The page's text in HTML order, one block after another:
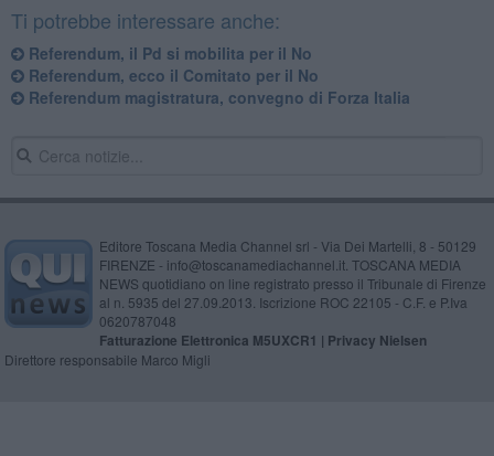
Ti potrebbe interessare anche:
Referendum, il Pd si mobilita per il No
Referendum, ecco il Comitato per il No
Referendum magistratura, convegno di Forza Italia
Editore Toscana Media Channel srl - Via Dei Martelli, 8 - 50129
FIRENZE - info@toscanamediachannel.it. TOSCANA MEDIA
NEWS quotidiano on line registrato presso il Tribunale di Firenze
al n. 5935 del 27.09.2013. Iscrizione ROC 22105 - C.F. e P.Iva
0620787048
Fatturazione Elettronica M5UXCR1 | Privacy Nielsen
Direttore responsabile Marco Migli